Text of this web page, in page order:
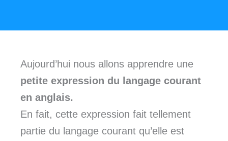
Aujourd’hui nous allons apprendre une
petite expression du langage courant
en anglais.
En fait, cette expression fait tellement
partie du langage courant qu’elle est